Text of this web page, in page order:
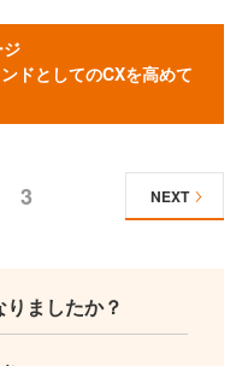
ドとしてのCXを高めて
3 NEXT
ましたか？